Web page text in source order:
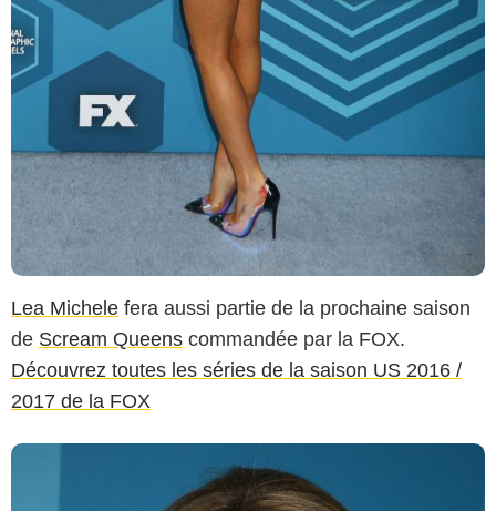
Lea Michele fera aussi partie de la prochaine saison
de Scream Queens commandée par la FOX.
Découvrez toutes les séries de la saison US 2016 /
2017 de la FOX